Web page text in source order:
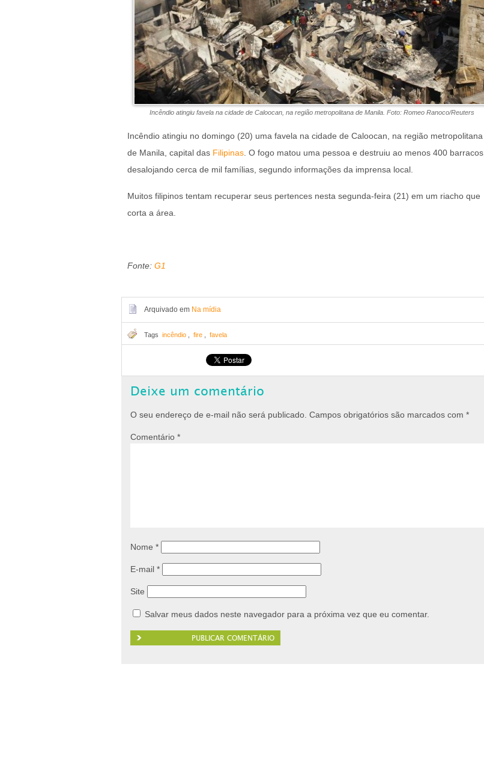
Incêndio atingiu favela na cidade de Caloocan, na região metropolitana de Manila. Foto: Romeo Ranoco/Reuters
Incêndio atingiu no domingo (20) uma favela na cidade de Caloocan, na região metropolitana
de Manila, capital das Filipinas . O fogo matou uma pessoa e destruiu ao menos 400 barracos,
desalojando cerca de mil famílias, segundo informações da imprensa local.
Muitos filipinos tentam recuperar seus pertences nesta segunda-feira (21) em um riacho que
corta a área.
Fonte: G1
Arquivado em Na mídia
Tags incêndio fire favela
Deixe um comentário
O seu endereço de e-mail não será publicado. Campos obrigatórios são marcados com *
Comentário *
Nome *
E-mail *
Site
Salvar meus dados neste navegador para a próxima vez que eu comentar.